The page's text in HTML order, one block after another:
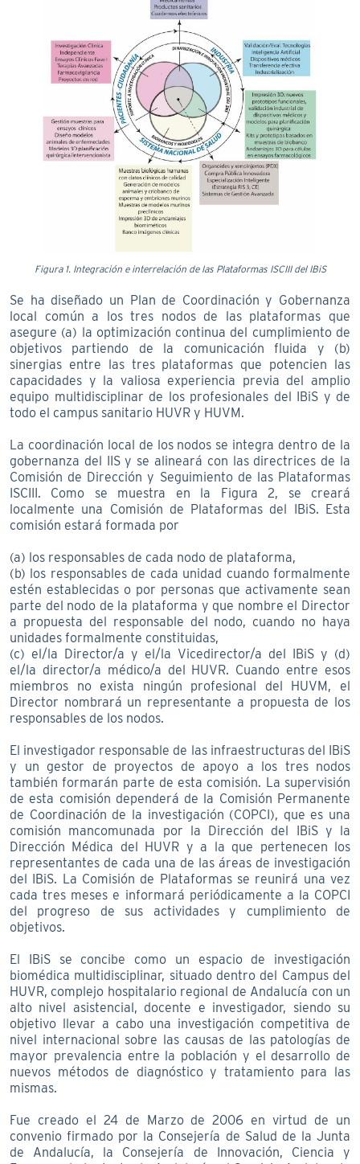
Figura 1. Integración e interrelación de las Plataformas ISCIII del IBiS
Se ha diseñado un Plan de Coordinación y Gobernanza
local común a los tres nodos de las plataformas que
asegure (a) la optimización continua del cumplimiento de
objetivos partiendo de la comunicación fluida y (b)
sinergias entre las tres plataformas que potencien las
capacidades y la valiosa experiencia previa del amplio
equipo multidisciplinar de los profesionales del IBiS y de
todo el campus sanitario HUVR y HUVM.
La coordinación local de los nodos se integra dentro de la
gobernanza del IIS y se alineará con las directrices de la
Comisión de Dirección y Seguimiento de las Plataformas
ISCIII. Como se muestra en la Figura 2, se creará
localmente una Comisión de Plataformas del IBiS. Esta
comisión estará formada por
(a) los responsables de cada nodo de plataforma,
(b) los responsables de cada unidad cuando formalmente
estén establecidas o por personas que activamente sean
parte del nodo de la plataforma y que nombre el Director
a propuesta del responsable del nodo, cuando no haya
unidades formalmente constituidas,
(c) el/la Director/a y el/la Vicedirector/a del IBiS y (d)
el/la director/a médico/a del HUVR. Cuando entre esos
miembros no exista ningún profesional del HUVM, el
Director nombrará un representante a propuesta de los
responsables de los nodos.
El investigador responsable de las infraestructuras del IBiS
y un gestor de proyectos de apoyo a los tres nodos
también formarán parte de esta comisión. La supervisión
de esta comisión dependerá de la Comisión Permanente
de Coordinación de la investigación (COPCI), que es una
comisión mancomunada por la Dirección del IBiS y la
Dirección Médica del HUVR y a la que pertenecen los
representantes de cada una de las áreas de investigación
del IBiS. La Comisión de Plataformas se reunirá una vez
cada tres meses e informará periódicamente a la COPCI
del progreso de sus actividades y cumplimiento de
objetivos.
El IBiS se concibe como un espacio de investigación
biomédica multidisciplinar, situado dentro del Campus del
HUVR, complejo hospitalario regional de Andalucía con un
alto nivel asistencial, docente e investigador, siendo su
objetivo llevar a cabo una investigación competitiva de
nivel internacional sobre las causas de las patologías de
mayor prevalencia entre la población y el desarrollo de
nuevos métodos de diagnóstico y tratamiento para las
mismas.
Fue creado el 24 de Marzo de 2006 en virtud de un
convenio firmado por la Consejería de Salud de la Junta
de Andalucía, la Consejería de Innovación, Ciencia y